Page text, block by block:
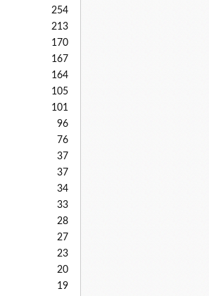
254
213
170
167
164
105
101
96
76
37
37
34
33
28
27
23
20
19